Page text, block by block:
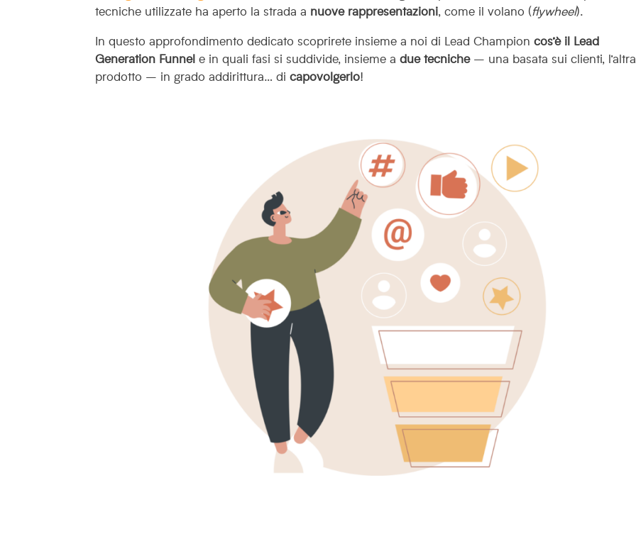
tecniche utilizzate ha aperto la strada a nuove rappresentazioni, come il volano (flywheel).
In questo approfondimento dedicato scoprirete insieme a noi di Lead Championcos’è il Lead
Generation Funnel e in quali fasi si suddivide, insieme adue tecniche– una basata sui clienti,
prodotto – in grado addirittura… dicapovolgerlo!